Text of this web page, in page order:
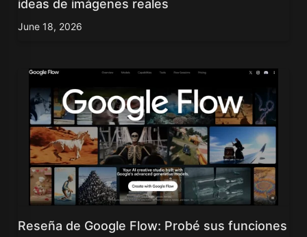
ideas de imágenes reales
June 18, 2026
Reseña de Google Flow: Probé sus funciones